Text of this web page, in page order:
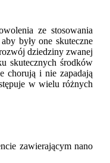
ze stosowania
były one skuteczne
dziedziny zwanej
skutecznych środków
chorują i nie zapadają
w wielu różnych
zawierającym nano